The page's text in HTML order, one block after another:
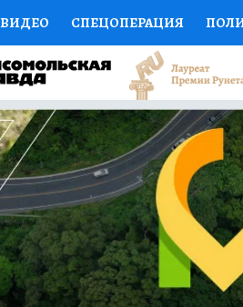
ВИДЕО СПЕЦОПЕРАЦИЯ
НАУКА СПОРТ
ДОКТОР
ПОЛКА ПРОГНОЗЫ НА СПОРТ
НЕДВИЖИМОСТЬ
РЕКЛАМА ТЕСТЫ НОВОЕ